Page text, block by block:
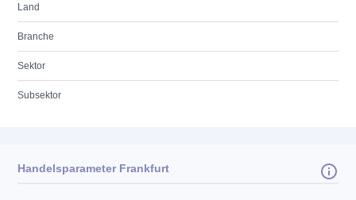
Land
Branche
Sektor
Subsektor
Handelsparameter Frankfurt